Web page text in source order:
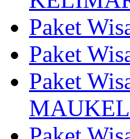
Paket
Paket
Paket